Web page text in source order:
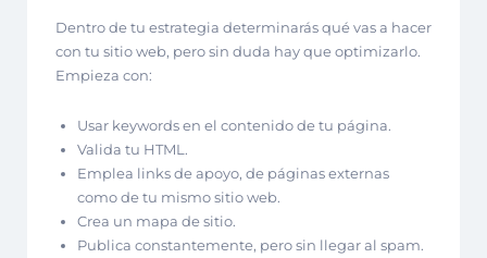
Dentro de tu estrategia determinarás qué vas a hacer
con tu sitio web, pero sin duda hay que optimizarlo.
Empieza con:
Usar keywords en el contenido de tu página.
Valida tu HTML.
Emplea links de apoyo, de páginas externas
como de tu mismo sitio web.
Crea un mapa de sitio.
Publica constantemente, pero sin llegar al spam.